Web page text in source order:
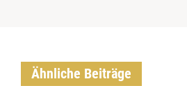
Ähnliche Beiträge